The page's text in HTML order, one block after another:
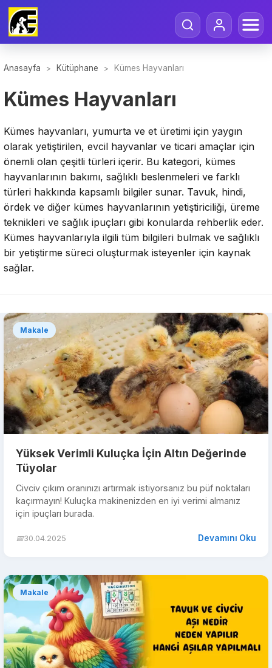
Anasayfa > Kütüphane > Kümes Hayvanları
Kümes Hayvanları
Kümes hayvanları, yumurta ve et üretimi için yaygın
olarak yetiştirilen, evcil hayvanlar ve ticari amaçlar için
önemli olan çeşitli türleri içerir. Bu kategori, kümes
hayvanlarının bakımı, sağlıklı beslenmeleri ve farklı
türleri hakkında kapsamlı bilgiler sunar. Tavuk, hindi,
ördek ve diğer kümes hayvanlarının yetiştiriciliği, üreme
teknikleri ve sağlık ipuçları gibi konularda rehberlik eder.
Kümes hayvanlarıyla ilgili tüm bilgileri bulmak ve sağlıklı
bir yetiştirme süreci oluşturmak isteyenler için kaynak
sağlar.
Makale
Yüksek Verimli Kuluçka İçin Altın Değerinde
Tüyolar
Civciv çıkım oranınızı artırmak istiyorsanız bu püf noktaları
kaçırmayın! Kuluçka makinenizden en iyi verimi almanız
için ipuçları burada.
📅30.04.2025 Devamını Oku
Makale